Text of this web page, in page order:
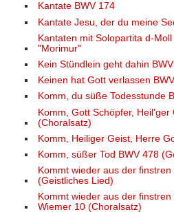
Kantate BWV 174
Kantate Jesu, der du meine
Kantaten mit Solopartita d-
"Morimur"
Kein Stündlein geht dahin
Keinen hat Gott verlassen
Komm, du süße Todesstunde
Komm, Gott Schöpfer, Heil'ger
(Choralsatz)
Komm, Heiliger Geist, Herre
Komm, süßer Tod BWV 478
Kommt wieder aus der
(Geistliches Lied)
Kommt wieder aus der
Wiemer 10 (Choralsatz)